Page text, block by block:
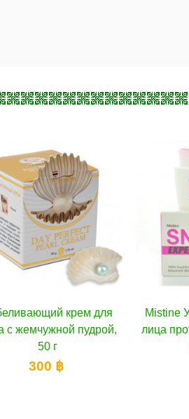
В корзину
Mistine Уличный крем для
лица против старения, 40 г
590 ฿